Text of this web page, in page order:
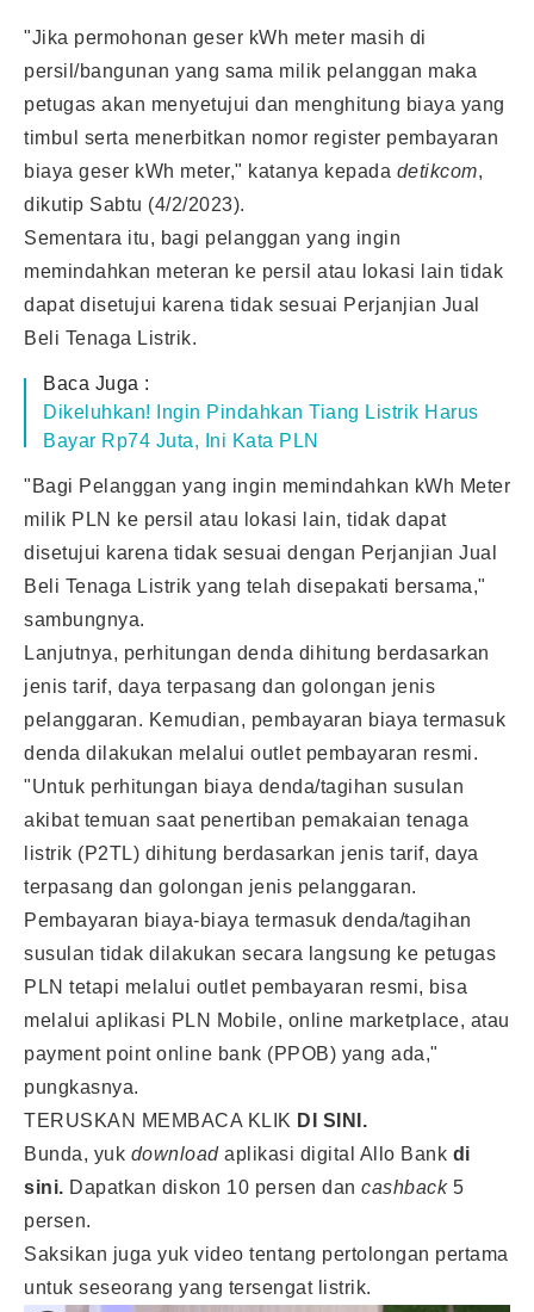
"Jika permohonan geser kWh meter masih di
persil/bangunan yang sama milik pelanggan maka
petugas akan menyetujui dan menghitung biaya yang
timbul serta menerbitkan nomor register pembayaran
biaya geser kWh meter," katanya kepada detikcom,
dikutip Sabtu (4/2/2023).
Sementara itu, bagi pelanggan yang ingin
memindahkan meteran ke persil atau lokasi lain tidak
dapat disetujui karena tidak sesuai Perjanjian Jual
Beli Tenaga Listrik.
Baca Juga :
Dikeluhkan! Ingin Pindahkan Tiang Listrik Harus
Bayar Rp74 Juta, Ini Kata PLN
"Bagi Pelanggan yang ingin memindahkan kWh Meter
milik PLN ke persil atau lokasi lain, tidak dapat
disetujui karena tidak sesuai dengan Perjanjian Jual
Beli Tenaga Listrik yang telah disepakati bersama,"
sambungnya.
Lanjutnya, perhitungan denda dihitung berdasarkan
jenis tarif, daya terpasang dan golongan jenis
pelanggaran. Kemudian, pembayaran biaya termasuk
denda dilakukan melalui outlet pembayaran resmi.
"Untuk perhitungan biaya denda/tagihan susulan
akibat temuan saat penertiban pemakaian tenaga
listrik (P2TL) dihitung berdasarkan jenis tarif, daya
terpasang dan golongan jenis pelanggaran.
Pembayaran biaya-biaya termasuk denda/tagihan
susulan tidak dilakukan secara langsung ke petugas
PLN tetapi melalui outlet pembayaran resmi, bisa
melalui aplikasi PLN Mobile, online marketplace, atau
payment point online bank (PPOB) yang ada,"
pungkasnya.
TERUSKAN MEMBACA KLIK DI SINI.
Bunda, yuk downloadaplikasi digital Allo Bank di
sini. Dapatkan diskon 10 persen dan cashback5
persen.
Saksikan juga yuk video tentang pertolongan pertama
untuk seseorang yang tersengat listrik.